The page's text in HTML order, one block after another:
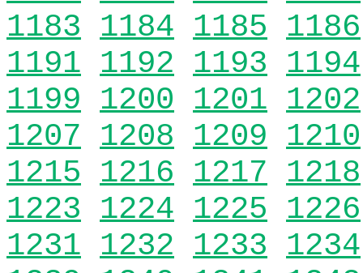
1183 1184 1185 1186
1191 1192 1193 1194
1199 1200 1201 1202
1207 1208 1209 1210
1215 1216 1217 1218
1223 1224 1225 1226
1231 1232 1233 1234